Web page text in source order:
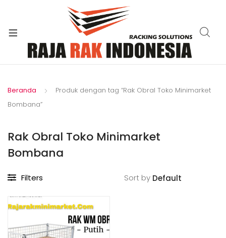
Beranda
Produk dengan tag “Rak Obral Toko Minimarket
Bombana”
Rak Obral Toko Minimarket
Bombana
Filters Sort by